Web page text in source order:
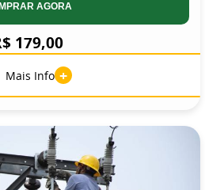
AGORA
179,00
Mais Info +